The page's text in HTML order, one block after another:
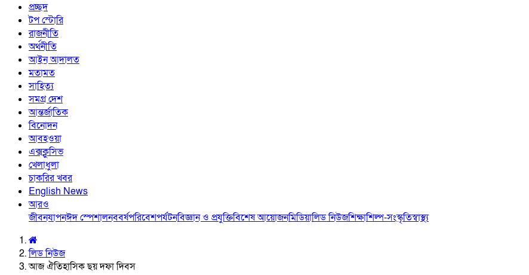
প্রচ্ছদ
টপ স্টোরি
রাজনীতি
অর্থনীতি
আইন আদালত
মতামত
সাহিত্য
সমগ্র দেশ
আন্তর্জাতিক
বিনোদন
আবহওয়া
এক্সক্লুসিভ
খেলাধুলা
চাকরির খবর
English News
আরও
জীবনযাপনঈদ স্পেশালনববর্ষপরিবেশপর্যটনবিজ্ঞান ও প্রযুক্তিবিশেষ আয়োজনমিডিয়ালিড নিউজশিক্ষাশিল্প-সংস্কৃতিস্বাস্থ্য
লিড নিউজ
আজ ঐতিহাসিক ছয় দফা দিবস